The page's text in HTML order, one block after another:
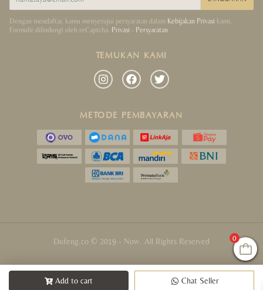
Dengan mendaftar, kamu menyetujui persyaratan dalam Kebijakan Privasi kami.
Formulir dilindungi oleh reCaptcha. Privasi - Persyaratan
TEMUKAN KAMI
METODE PEMBAYARAN
Dufeng.co © 2019 - Now. All Rights Reserved 0
Add to cart Chat Seller